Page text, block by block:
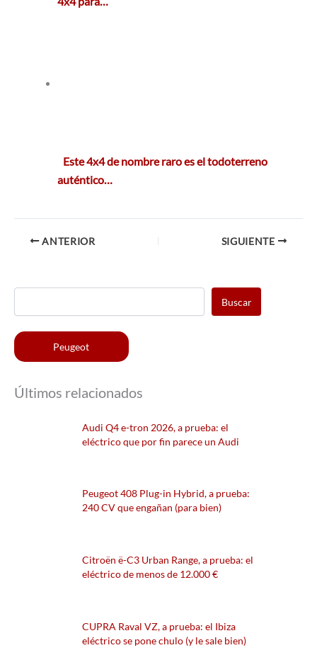
Este 4x4 de nombre raro es el todoterreno
auténtico…
ANTERIOR SIGUIENTE
Buscar
Peugeot
Últimos relacionados
Audi Q4 e-tron 2026, a prueba: el
eléctrico que por fin parece un Audi
Peugeot 408 Plug-in Hybrid, a prueba:
240 CV que engañan (para bien)
Citroën ë-C3 Urban Range, a prueba: el
eléctrico de menos de 12.000 €
CUPRA Raval VZ, a prueba: el Ibiza
eléctrico se pone chulo (y le sale bien)